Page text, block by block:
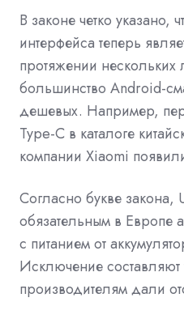
В законечетко указано,
интерфейса теперь
протяжении нескольких
большинство Android-
дешевых. Например,
Type-C в каталоге
компании Xiaomi
Согласно букве закона,
обязательным в Европе
с питанием от
Исключение составляют
производителям дали